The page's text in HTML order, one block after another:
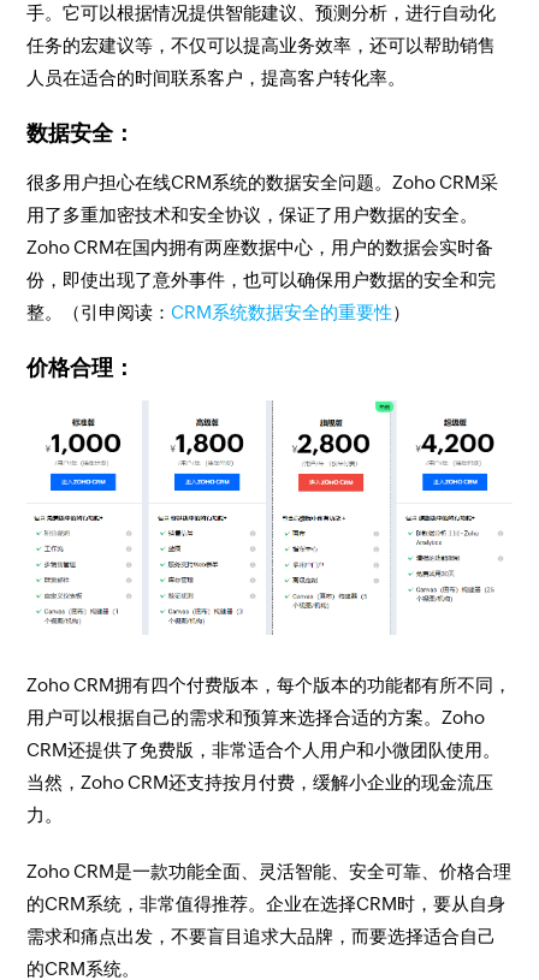
手。它可以根据情况提供智能建议、预测分析，进行自动化
任务的宏建议等，不仅可以提高业务效率，还可以帮助销售
人员在适合的时间联系客户，提高客户转化率。
数据安全：
很多用户担心在线CRM系统的数据安全问题。Zoho CRM采
用了多重加密技术和安全协议，保证了用户数据的安全。
Zoho CRM在国内拥有两座数据中心，用户的数据会实时备
份，即使出现了意外事件，也可以确保用户数据的安全和完
整。（引申阅读：CRM系统数据安全的重要性）
价格合理：
Zoho CRM拥有四个付费版本，每个版本的功能都有所不同，
用户可以根据自己的需求和预算来选择合适的方案。Zoho
CRM还提供了免费版，非常适合个人用户和小微团队使用。
当然，Zoho CRM还支持按月付费，缓解小企业的现金流压
力。
Zoho CRM是一款功能全面、灵活智能、安全可靠、价格合理
的CRM系统，非常值得推荐。企业在选择CRM时，要从自身
需求和痛点出发，不要盲目追求大品牌，而要选择适合自己
的CRM系统。